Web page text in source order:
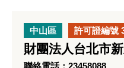
中山區 許可證編號
財團法人台北市
聯絡電話：23458088